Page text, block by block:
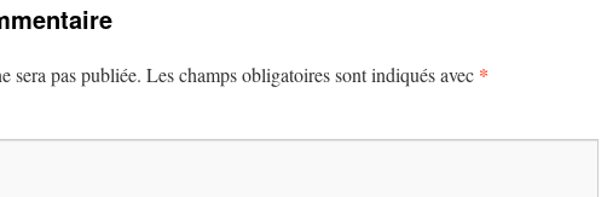
sera pas publiée. Les champs obligatoires sont indiqués avec *